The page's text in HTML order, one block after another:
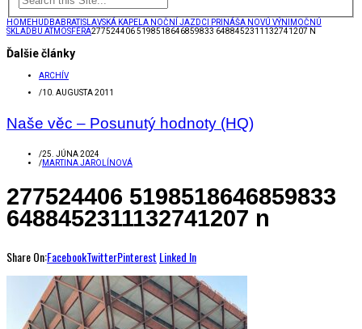
HOMEHUDBABRATISLAVSKÁ KAPELA NOČNÍ JAZDCI PRINÁŠA NOVÚ VÝNIMOČNÚ
SKLADBU ATMOSFÉRA277524406 5198518646859833 6488452311132741207 N
Ďalšie články
ARCHÍV
/10. AUGUSTA 2011
Naše věc – Posunutý hodnoty (HQ)
/25. JÚNA 2024
/MARTINA JAROLÍNOVÁ
277524406 5198518646859833
6488452311132741207 n
Share On:FacebookTwitterPinterest Linked In